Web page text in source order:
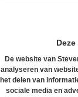
De website van
analyseren van
het delen van
sociale media en